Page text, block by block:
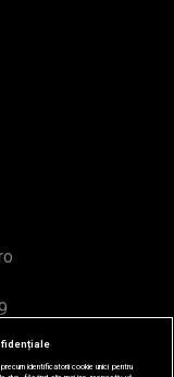
identificatorii cookie unici pentru